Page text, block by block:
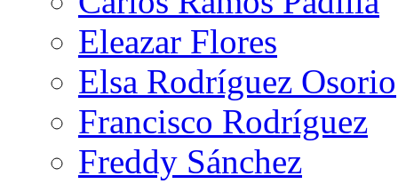
Eleazar Flores
Elsa Rodríguez Osorio
Francisco Rodríguez
Freddy Sánchez